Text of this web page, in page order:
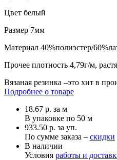
Цвет белый
Размер 7мм
Материал 40%полиэстер/
Прочее плотность 4,79г/м,
Вязаная резинка –это хит в
Подробнее о товаре
18.67 р. за м
В упаковке по 50 м
933.50 р. за уп.
По сумме заказа – скидки
В наличии
Условия работы и